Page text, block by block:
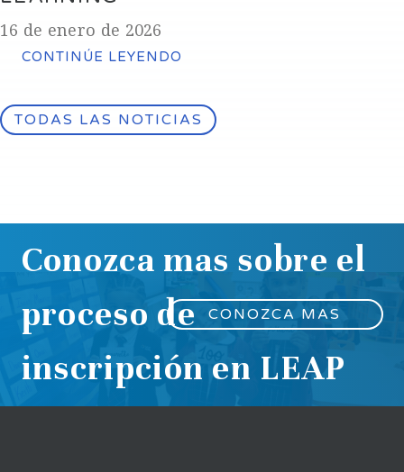
16 de enero de 2026
CONTINÚE LEYENDO
TODAS LAS NOTICIAS
Conozca mas sobre el
proceso de
inscripción en LEAP
CONOZCA MAS